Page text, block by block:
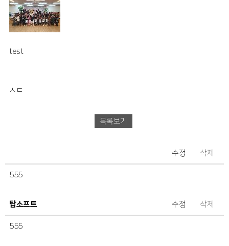
test
ㅅㄷ
목록보기
수정 삭제
555
탑소프트 수정 삭제
555